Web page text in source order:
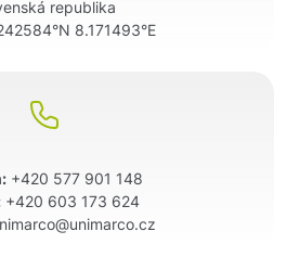
republika
8.171493°E
+420 577 901 148
+420 603 173 624